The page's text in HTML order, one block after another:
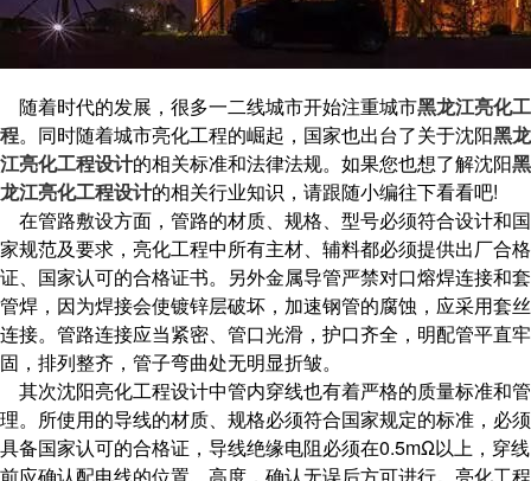
随着时代的发展，很多一二线城市开始注重城市黑龙江亮化工
程。同时随着城市亮化工程的崛起，国家也出台了关于沈阳黑龙
江亮化工程设计的相关标准和法律法规。如果您也想了解沈阳黑
龙江亮化工程设计的相关行业知识，请跟随小编往下看看吧!
在管路敷设方面，管路的材质、规格、型号必须符合设计和国
家规范及要求，亮化工程中所有主材、辅料都必须提供出厂合格
证、国家认可的合格证书。另外金属导管严禁对口熔焊连接和套
管焊，因为焊接会使镀锌层破坏，加速钢管的腐蚀，应采用套丝
连接。管路连接应当紧密、管口光滑，护口齐全，明配管平直牢
固，排列整齐，管子弯曲处无明显折皱。
其次沈阳亮化工程设计中管内穿线也有着严格的质量标准和管
理。所使用的导线的材质、规格必须符合国家规定的标准，必须
具备国家认可的合格证，导线绝缘电阻必须在0.5mΩ以上，穿线